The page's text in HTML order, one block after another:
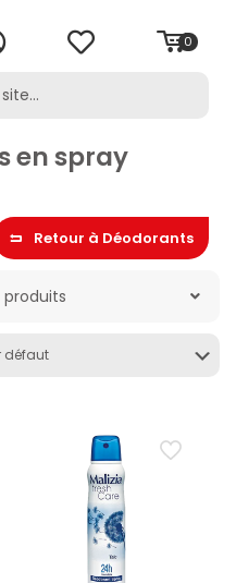
0
en spray
Retour à Déodorants
produits
pour hommes